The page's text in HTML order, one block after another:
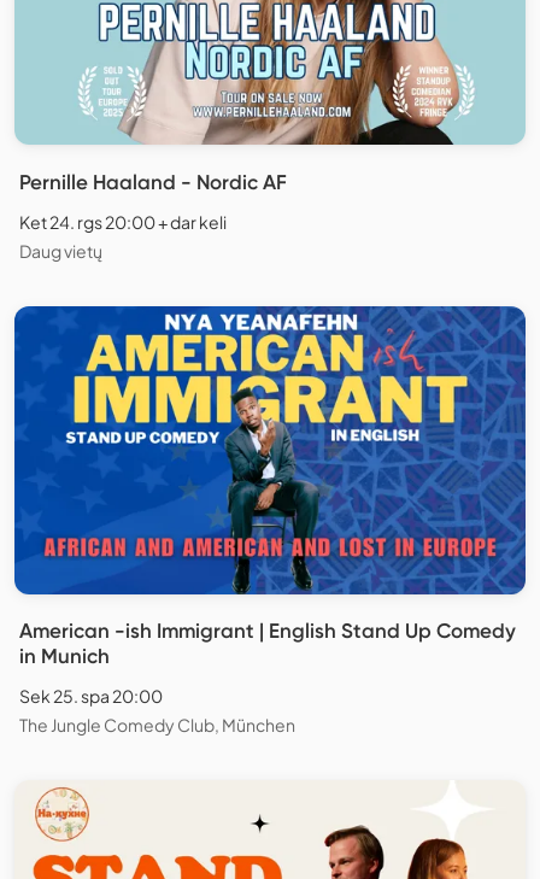
Pernille Haaland - Nordic AF
Ket 24. rgs 20:00 + dar keli
Daug vietų
American -ish Immigrant | English Stand Up Comedy
in Munich
Sek 25. spa 20:00
The Jungle Comedy Club, München